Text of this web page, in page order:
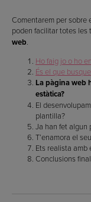
Comentarem per sobre
poden facilitar totes les
web
Ho faig jo o ho
És el que
La pàgina web
estàtica?
El
plantilla?
Ja han fet algun
T’enamora el
Ets realista amb
Conclusions